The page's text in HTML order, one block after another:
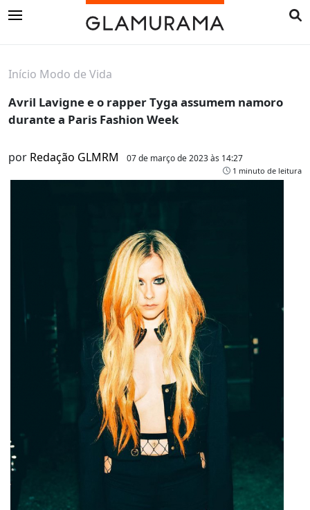
Início Modo de Vida
Avril Lavigne e o rapper Tyga assumem namoro
durante a Paris Fashion Week
por Redação GLMRM 07 de março de 2023 às 14:27
1 minuto de leitura